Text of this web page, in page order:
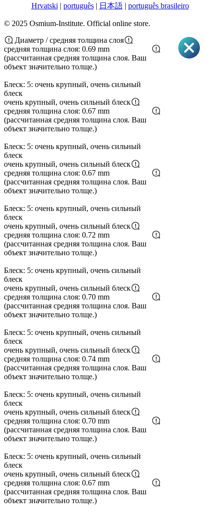
Hrvatski | português| 日本語| português brasileiro
© 2025 Osmium-Institute. Official online store.
Диаметр / средняя толщина слоя
средняя толщина слоя: 0.69 mm
(рассчитанная средняя толщина слоя. Ваш
объект значительно толще.)
Блеск: 5: очень крупный, очень сильный
блеск
очень крупный, очень сильный блеск
средняя толщина слоя: 0.67 mm
(рассчитанная средняя толщина слоя. Ваш
объект значительно толще.)
Блеск: 5: очень крупный, очень сильный
блеск
очень крупный, очень сильный блеск
средняя толщина слоя: 0.67 mm
(рассчитанная средняя толщина слоя. Ваш
объект значительно толще.)
Блеск: 5: очень крупный, очень сильный
блеск
очень крупный, очень сильный блеск
средняя толщина слоя: 0.72 mm
(рассчитанная средняя толщина слоя. Ваш
объект значительно толще.)
Блеск: 5: очень крупный, очень сильный
блеск
очень крупный, очень сильный блеск
средняя толщина слоя: 0.70 mm
(рассчитанная средняя толщина слоя. Ваш
объект значительно толще.)
Блеск: 5: очень крупный, очень сильный
блеск
очень крупный, очень сильный блеск
средняя толщина слоя: 0.74 mm
(рассчитанная средняя толщина слоя. Ваш
объект значительно толще.)
Блеск: 5: очень крупный, очень сильный
блеск
очень крупный, очень сильный блеск
средняя толщина слоя: 0.70 mm
(рассчитанная средняя толщина слоя. Ваш
объект значительно толще.)
Блеск: 5: очень крупный, очень сильный
блеск
очень крупный, очень сильный блеск
средняя толщина слоя: 0.67 mm
(рассчитанная средняя толщина слоя. Ваш
объект значительно толще.)